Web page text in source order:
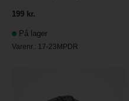
199 kr.
På lager
Varenr.: 17-23MPDR